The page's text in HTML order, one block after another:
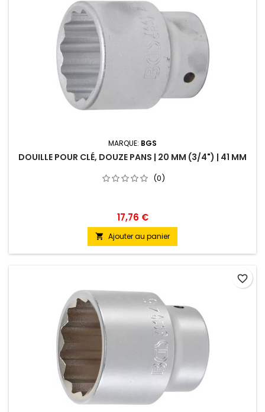
MARQUE: BGS
DOUILLE POUR CLÉ, DOUZE PANS | 20 MM (3/4") | 41 MM
(0)
17,76 €
 Ajouter au panier
favorite_border